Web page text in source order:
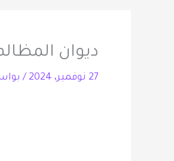
ديوان
27 نوفمبر، 2024 /